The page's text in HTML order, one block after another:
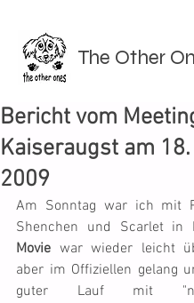
The Other
Bericht vom
Kaiseraugst am
2009
Am Sonntag war ich mit
Movie war wieder leicht
aber im Offiziellen gelang
guter Lauf mit